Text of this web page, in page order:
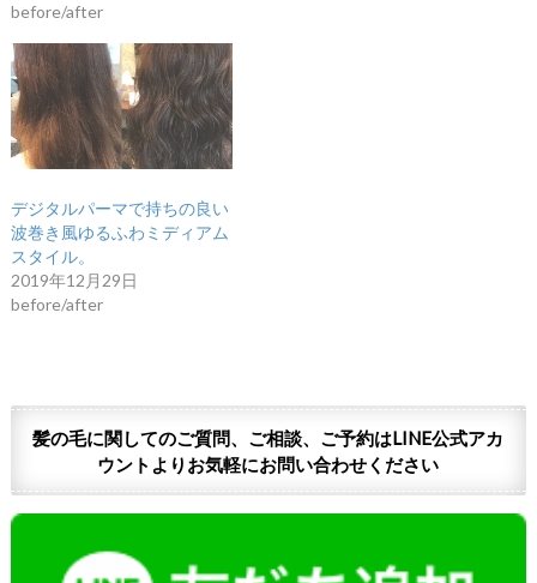
before/after
デジタルパーマで持ちの良い
波巻き風ゆるふわミディアム
スタイル。
2019年12月29日
before/after
髪の毛に関してのご質問、ご相談、ご予約はLINE公式アカ
ウントよりお気軽にお問い合わせください